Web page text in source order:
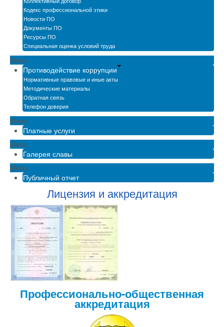
Кодекс профессиональной этики
Новости ПО
Документы ПО
Ресурсы ПО
Специальная оценка условий труда
Menu
Противодействие коррупции
Нормативные правовые и иные акты
Методические материалы
Обратная связь
Телефон доверия
Menu
Платные услуги
Menu
Галерея славы
Menu
Публичный отчет
Лицензия и аккредитация
Профессионально-общественная
аккредитация